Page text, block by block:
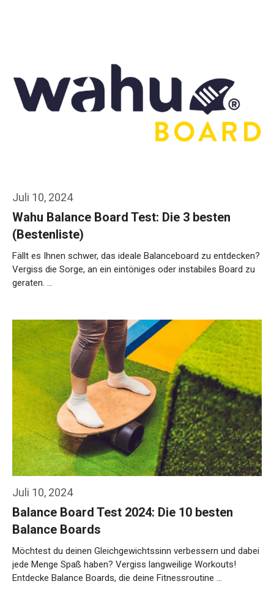
Juli 10, 2024
Wahu Balance Board Test: Die 3 besten
(Bestenliste)
Fällt es Ihnen schwer, das ideale Balanceboard zu entdecken?
Vergiss die Sorge, an ein eintöniges oder instabiles Board zu
geraten. …
Juli 10, 2024
Balance Board Test 2024: Die 10 besten
Balance Boards
Möchtest du deinen Gleichgewichtssinn verbessern und dabei
jede Menge Spaß haben? Vergiss langweilige Workouts!
Entdecke Balance Boards, die deine Fitnessroutine …